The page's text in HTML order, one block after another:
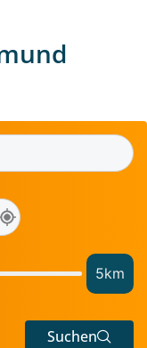
5km
Suchen